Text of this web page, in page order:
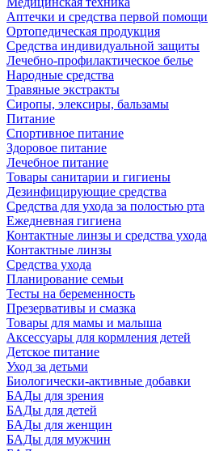
Аптечки и средства первой помощи
Ортопедическая продукция
Средства индивидуальной защиты
Лечебно-профилактическое белье
Народные средства
Травяные экстракты
Сиропы, элексиры, бальзамы
Питание
Спортивное питание
Здоровое питание
Лечебное питание
Товары санитарии и гигиены
Дезинфицирующие средства
Средства для ухода за полостью рта
Ежедневная гигиена
Контактные линзы и средства ухода
Контактные линзы
Средства ухода
Планирование семьи
Тесты на беременность
Презервативы и смазка
Товары для мамы и малыша
Аксессуары для кормления детей
Детское питание
Уход за детьми
Биологически-активные добавки
БАДы для зрения
БАДы для детей
БАДы для женщин
БАДы для мужчин